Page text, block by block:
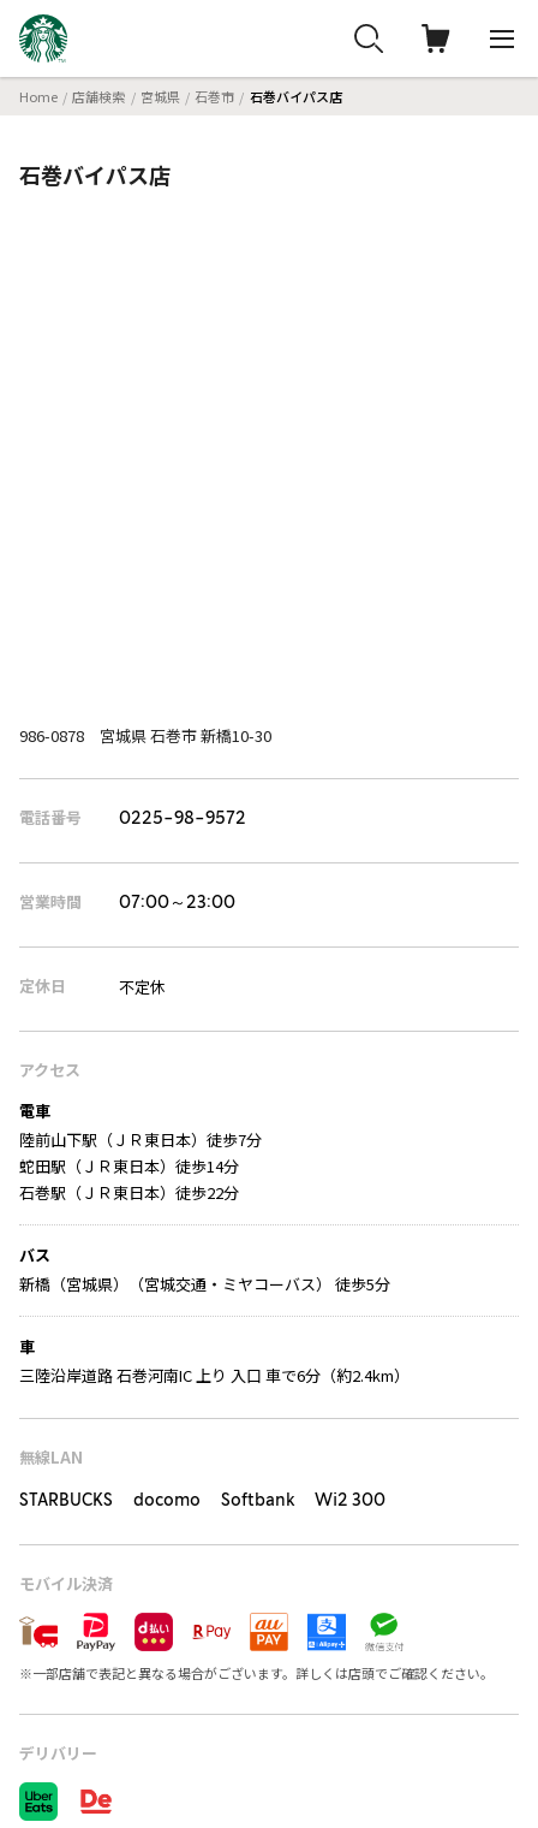
Home 店舗検索 宮城県 石巻市 石巻バイパス店
石巻バイパス店
986-0878 宮城県 石巻市 新橋10-30
電話番号 0225-98-9572
営業時間 07:00～23:00
定休日 不定休
アクセス
電車
陸前山下駅（ＪＲ東日本）徒歩7分
蛇田駅（ＪＲ東日本）徒歩14分
石巻駅（ＪＲ東日本）徒歩22分
バス
新橋（宮城県）（宮城交通・ミヤコーバス） 徒歩5分
車
三陸沿岸道路 石巻河南IC 上り 入口 車で6分（約2.4km）
無線LAN
STARBUCKS docomo Softbank Wi2 300
モバイル決済
※一部店舗で表記と異なる場合がございます。詳しくは店頭でご確認ください。
デリバリー